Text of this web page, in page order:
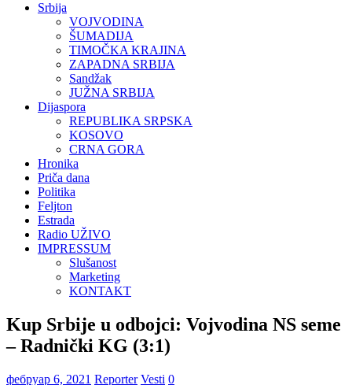
Srbija
VOJVODINA
ŠUMADIJA
TIMOČKA KRAJINA
ZAPADNA SRBIJA
Sandžak
JUŽNA SRBIJA
Dijaspora
REPUBLIKA SRPSKA
KOSOVO
CRNA GORA
Hronika
Priča dana
Politika
Feljton
Estrada
Radio UŽIVO
IMPRESSUM
Slušanost
Marketing
KONTAKT
Kup Srbije u odbojci: Vojvodina NS seme
– Radnički KG (3:1)
фебруар 6, 2021 Reporter Vesti 0